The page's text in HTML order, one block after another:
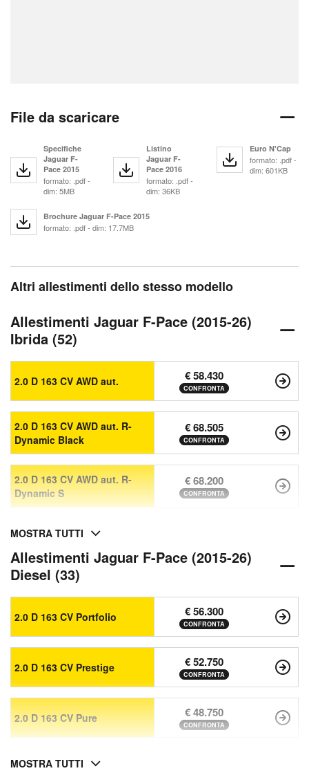
File da scaricare
Specifiche
Jaguar F-
Pace 2015
formato: .pdf -
dim: 5MB
Listino
Jaguar F-
Pace 2016
formato: .pdf -
dim: 36KB
Euro N'Cap
formato: .pdf -
dim: 601KB
Brochure Jaguar F-Pace 2015
formato: .pdf - dim: 17.7MB
Altri allestimenti dello stesso modello
Allestimenti Jaguar F-Pace (2015-26)
Ibrida (52)
2.0 D 163 CV AWD aut. € 58.430
CONFRONTA
2.0 D 163 CV AWD aut. R-
Dynamic Black
€ 68.505
CONFRONTA
2.0 D 163 CV AWD aut. R-
Dynamic S
€ 68.200
CONFRONTA
MOSTRA TUTTI
Allestimenti Jaguar F-Pace (2015-26)
Diesel (33)
2.0 D 163 CV Portfolio € 56.300
CONFRONTA
2.0 D 163 CV Prestige € 52.750
CONFRONTA
2.0 D 163 CV Pure € 48.750
CONFRONTA
MOSTRA TUTTI